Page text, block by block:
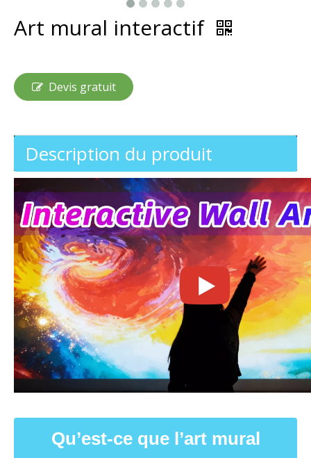
Art mural interactif
Devis gratuit
Description du produit
Qu’est-ce que l’art mural